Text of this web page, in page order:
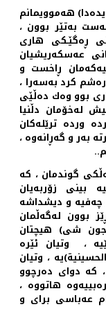
هه‌موویمانم
به‌تێر بوون ،
ڕه‌گێـكی هاری
عه‌سكه‌ریشیان
ڕاخست و
كرد به‌سه‌را ،
بوو وه‌ك ده‌ڵێی
له‌خۆمان دڵنیا
ورده‌ ترێله‌كان
به‌ر و گه‌ڕانه‌وه ‌،
گوندمان ، كه‌
بینی زۆربه‌یان
چه‌فیه‌ و دیشداشه‌
بوون له‌گه‌ڵمان
شی) هیچتان
، وتیان ئێره‌
، وتیان
، كه‌ دوای ده‌رچوو
هاتووه‌ ،
عه‌باسی برای و